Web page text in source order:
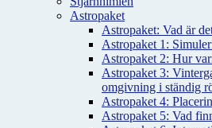
Astropaket
Astropaket: Vad är
Astropaket 1:
Astropaket 2: Hur
Astropaket 3:
omgivning i ständig
Astropaket 4:
Astropaket 5: Vad